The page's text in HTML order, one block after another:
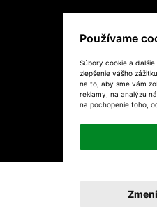
Používame
Súbory cookie a
zlepšenie vášho
na to, aby sme vám
reklamy, na analýzu
na pochopenie toho,
(+420)
(+421)
Realizácia